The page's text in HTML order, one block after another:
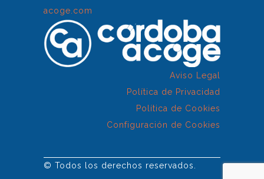
acoge.com
Aviso Legal
Política de Privacidad
Política de Cookies
Configuración de Cookies
© Todos los derechos reservados.